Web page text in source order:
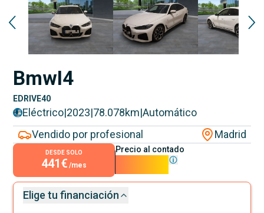
BmwI4
EDRIVE40
Eléctrico|2023|78.078km|Automático
Vendido por profesional
Madrid
DESDE SOLO
441€ /mes
Precio al contado
Elige tu financiación